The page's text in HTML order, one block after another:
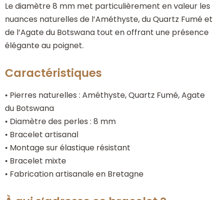
Le diamètre 8 mm met particulièrement en valeur les
nuances naturelles de l’Améthyste, du Quartz Fumé et
de l’Agate du Botswana tout en offrant une présence
élégante au poignet.
Caractéristiques
• Pierres naturelles : Améthyste, Quartz Fumé, Agate
du Botswana
• Diamètre des perles : 8 mm
• Bracelet artisanal
• Montage sur élastique résistant
• Bracelet mixte
• Fabrication artisanale en Bretagne